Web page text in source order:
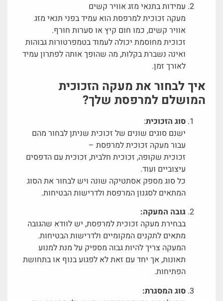
עמידות בתנאי מזג אוויר קשים
מעקה זכוכית למרפסת הוא עמיד בפני תנאי מזג
אוויר קשים, כמו חום קיץ או סערות חורף.
זכוכית מחוסמת יכולה לעמוד בטמפרטורות גבוהות
ואינה נשברת בקלות, מה שהופך אותה לפתרון עמיד
לאורך זמן.
איך לבחור את מעקה הזכוכית
המושלם למרפסת שלך?
סוג הזכוכית:
ישנם סוגים שונים של זכוכית שניתן לבחור מהם
עבור מעקה זכוכית למרפסת –
זכוכית שקופה, זכוכית חלבית, זכוכית עם הדפסים
עיצוביים ועוד.
כל סוג מספק אסתטיקה שונה ויש לבחור את הסוג
המתאים לסגנון המרפסת ולדרישות הבטיחות.
גובה המעקה:
בבחירת מעקה זכוכית למרפסת, יש לוודא שהגובה
מתאים לתקנים המקומיים ולדרישות הבטיחות.
המעקה צריך להיות גבוה מספיק על מנת למנוע
תאונות, אך יחד עם זאת לא לפגוע בנוף או בתחושת
הפתיחות.
סוג המסגרת: